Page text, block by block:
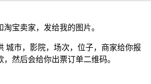
宝卖家，发给我的图片。
城市，影院，场次，位子，商家给你报
然后会给你出票订单二维码。